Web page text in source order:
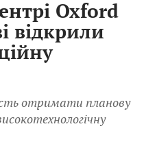
Oxford
відкрили
отримати планову